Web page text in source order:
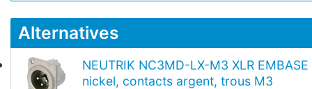
Alternatives
NEUTRIK NC3MD-LX-M3 XLR
nickel, contacts argent, trous M3